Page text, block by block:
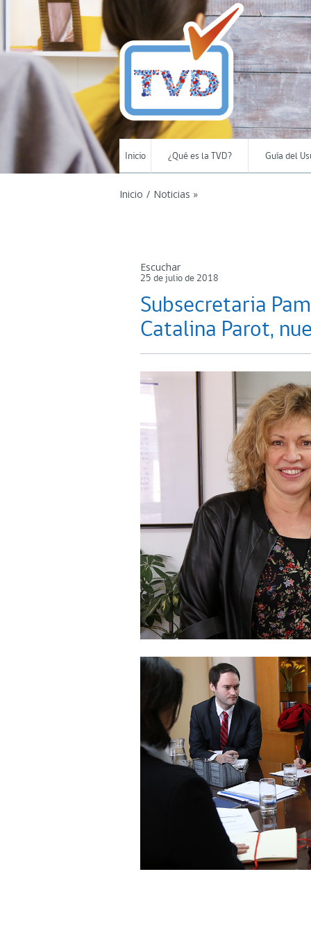
Inicio ¿Qué es la TVD? Guía del
Inicio / Noticias »
Escuchar
25 de julio de 2018
Subsecretaria
Catalina Parot,